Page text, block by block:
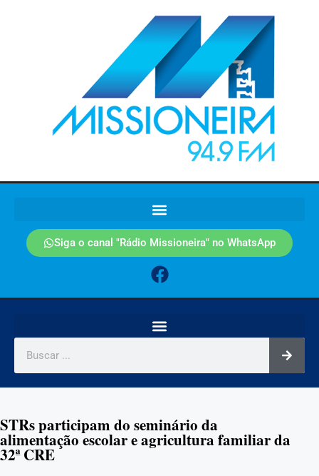
Siga o canal "Rádio Missioneira" no WhatsApp
STRs participam do seminário da
alimentação escolar e agricultura familiar da
32ª CRE